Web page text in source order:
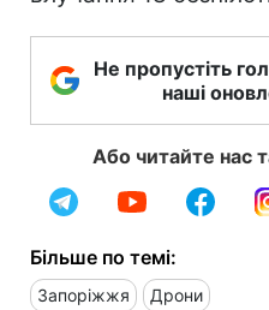
Не пропустіть
наші
Або читайте нас
Більше по темі:
Запоріжжя Дрони